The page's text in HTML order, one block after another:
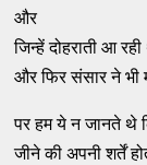
और
जिन्हें दोहराती आ
और फिर संसार ने भी
पर हम ये न जानते थे
जीने की अपनी शर्तें